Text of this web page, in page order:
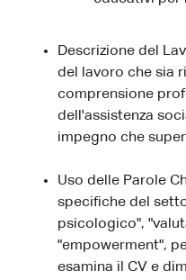
Descrizione del
del lavoro che sia
comprensione
dell'assistenza
impegno che
Uso delle Parole
specifiche del
psicologico",
"empowerment",
esamina il CV e